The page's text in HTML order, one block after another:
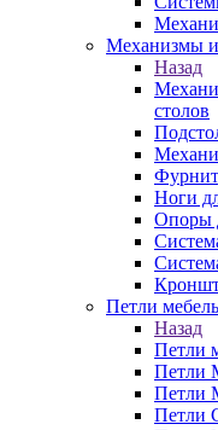
Механизмы и
Назад
столов
Ноги
Опоры
Петли
Назад
Петли
Петли
Петли
Петли